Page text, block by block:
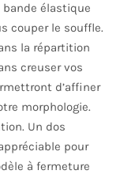
élastique
couper le souffle.
la répartition
creuser vos
d’affiner
morphologie.
Un dos
pour
à fermeture